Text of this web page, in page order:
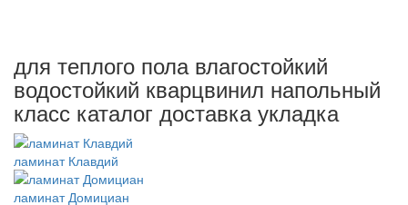
для теплого пола влагостойкий
водостойкий кварцвинил напольный
класс каталог доставка укладка
ламинат Клавдий
ламинат Домициан